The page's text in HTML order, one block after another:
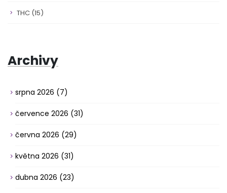
THC (15)
Archivy
srpna 2026 (7)
července 2026 (31)
června 2026 (29)
května 2026 (31)
dubna 2026 (23)